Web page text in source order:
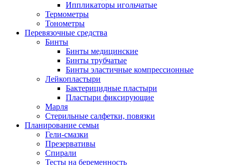
Иппликаторы игольчатые
Термометры
Тонометры
Перевязочные средства
Бинты
Бинты медицинские
Бинты трубчатые
Бинты эластичные компрессионные
Лейкопластыри
Бактерицидные пластыри
Пластыри фиксирующие
Марля
Стерильные салфетки, повязки
Планирование семьи
Гели-смазки
Презервативы
Спирали
Тесты на беременность